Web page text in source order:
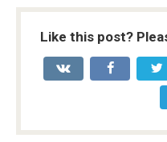
Like this post?